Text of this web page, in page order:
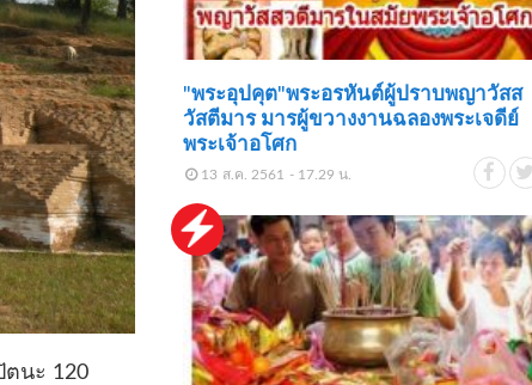
ตนะ 120
"พระอุปคุต"พระอรหันต์ผู้ปราบพญาวัสส
วัสตีมาร มารผู้ขวางงานฉลองพระเจดีย์
พระเจ้าอโศก
13 ส.ค. 2561 - 17.29 น.